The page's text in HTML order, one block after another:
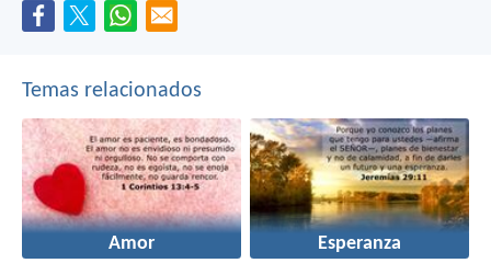
Temas relacionados
Amor Esperanza